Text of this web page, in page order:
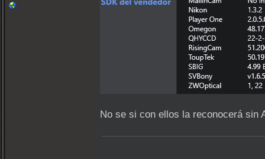
No se si con ellos la reconocerá sin